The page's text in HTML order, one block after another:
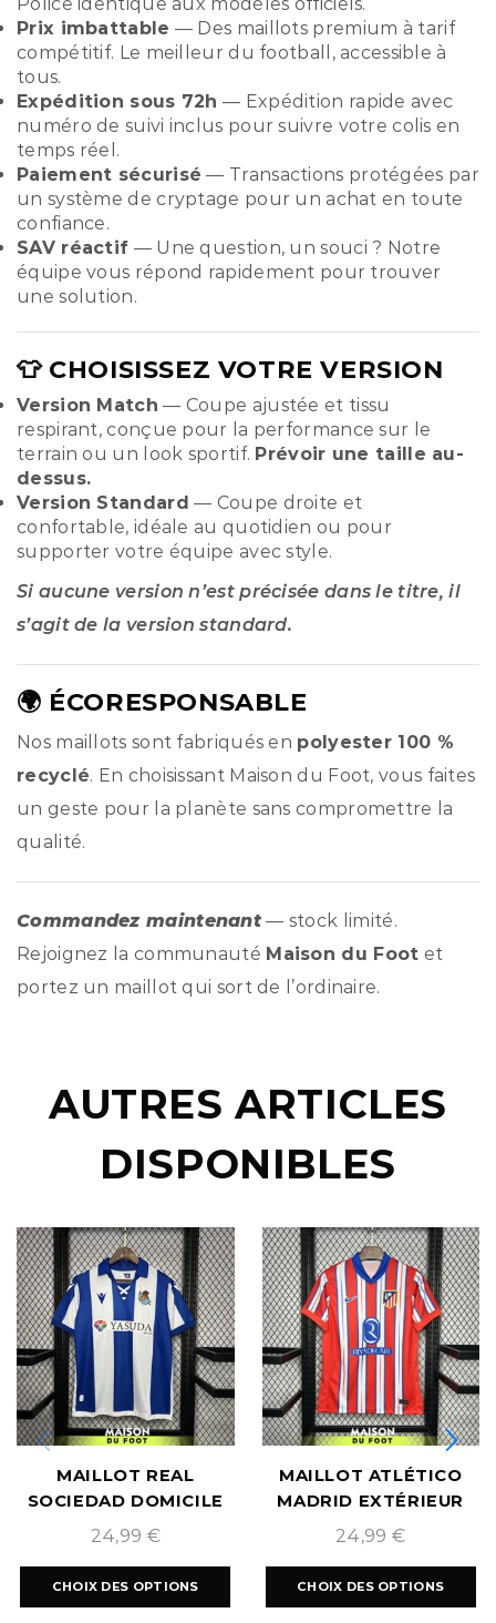
Prix imbattable — Des maillots premium à tarif
compétitif. Le meilleur du football, accessible à
tous.
Expédition sous 72h — Expédition rapide avec
numéro de suivi inclus pour suivre votre colis en
temps réel.
Paiement sécurisé — Transactions protégées par
un système de cryptage pour un achat en toute
confiance.
SAV réactif — Une question, un souci ? Notre
équipe vous répond rapidement pour trouver
une solution.
👕 CHOISISSEZ VOTRE VERSION
Version Match — Coupe ajustée et tissu
respirant, conçue pour la performance sur le
terrain ou un look sportif. Prévoir une taille au-
dessus.
Version Standard — Coupe droite et
confortable, idéale au quotidien ou pour
supporter votre équipe avec style.
Si aucune version n’est précisée dans le titre, il
s’agit de la version standard.
🌍 ÉCORESPONSABLE
Nos maillots sont fabriqués en polyester 100 %
recyclé. En choisissant Maison du Foot, vous faites
un geste pour la planète sans compromettre la
qualité.
Commandez maintenant — stock limité.
Rejoignez la communauté Maison du Foot et
portez un maillot qui sort de l’ordinaire.
AUTRES ARTICLES
DISPONIBLES
MAILLOT REAL
SOCIEDAD DOMICILE
2024/2025
24,99 €
CHOIX DES OPTIONS
MAILLOT ATLÉTICO
MADRID EXTÉRIEUR
2024/2025
24,99 €
CHOIX DES OPTIONS